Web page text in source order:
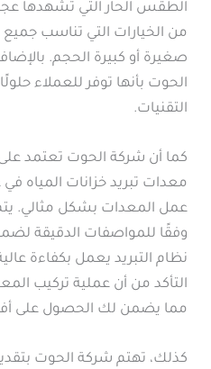
الطقس الحار التي تشهدها
من الخيارات التي تناسب جميع
صغيرة أو كبيرة الحجم.
الحوت بأنها توفر للعملاء
التقنيات.
كما أن شركة الحوت تعتمد
معدات تبريد خزانات المياه
عمل المعدات بشكل مثالي.
وفقًا للمواصفات الدقيقة
نظام التبريد يعمل بكفاءة
التأكد من أن عملية تركيب
مما يضمن لك الحصول على
كذلك، تهتم شركة الحوت